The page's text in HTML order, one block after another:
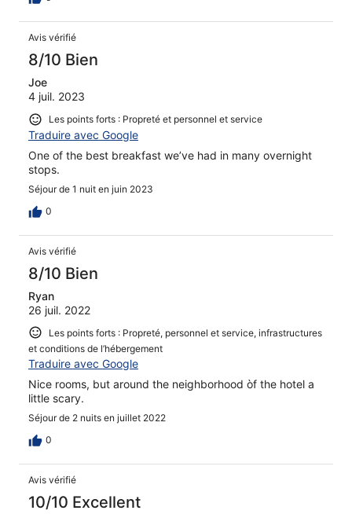
Avis vérifié
8/10 Bien
Joe
4 juil. 2023
Les points forts : Propreté et personnel et service
Traduire avec Google
One of the best breakfast we’ve had in many overnight
stops.
Séjour de 1 nuit en juin 2023
0
Avis vérifié
8/10 Bien
Ryan
26 juil. 2022
Les points forts : Propreté, personnel et service, infrastructures
et conditions de l’hébergement
Traduire avec Google
Nice rooms, but around the neighborhood òf the hotel a
little scary.
Séjour de 2 nuits en juillet 2022
0
Avis vérifié
10/10 Excellent